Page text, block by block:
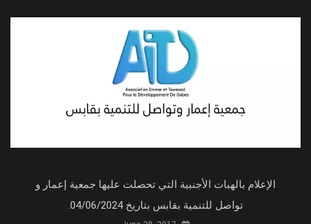
الإعلام بالهبات الأجنبية التي تحصلت عليها جمعية إعمار و
تواصل للتنمية بقابس بتاريخ 04/06/2024.